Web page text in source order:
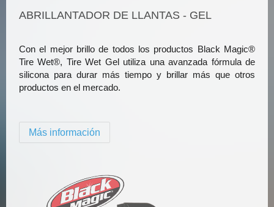
ABRILLANTADOR DE LLANTAS - GEL
Con el mejor brillo de todos los productos Black Magic®
Tire Wet®, Tire Wet Gel utiliza una avanzada fórmula de
silicona para durar más tiempo y brillar más que otros
productos en el mercado.
Más información